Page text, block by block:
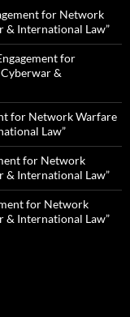
for Network
& International Law”
for
&
for Network Warfare
Law”
for Network
& International Law”
for Network
& International Law”